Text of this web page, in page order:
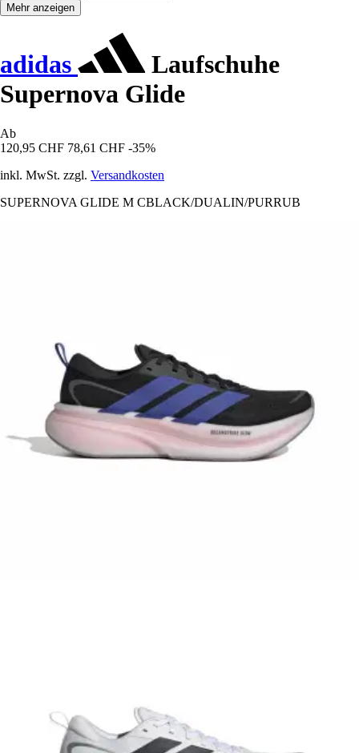
Mehr anzeigen
adidas
Laufschuhe
Supernova Glide
Ab
120,95 CHF 78,61 CHF -35%
inkl. MwSt. zzgl. Versandkosten
SUPERNOVA GLIDE M CBLACK/DUALIN/PURRUB